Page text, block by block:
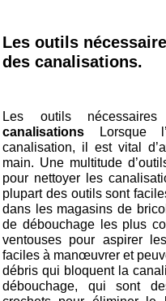
Les outils
des canalisations.
Les outils
canalisations Lorsque
canalisation, il est vital
main. Une multitude
pour nettoyer les
plupart des outils sont
dans les magasins de
de débouchage les plus
ventouses pour aspirer
faciles à manœuvrer et
débris qui bloquent la
débouchage, qui sont